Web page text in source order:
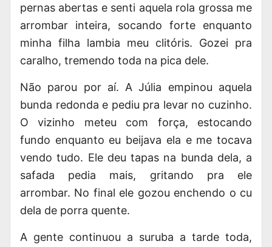
pernas abertas e senti aquela rola grossa me
arrombar inteira, socando forte enquanto
minha filha lambia meu clitóris. Gozei pra
caralho, tremendo toda na pica dele.
Não parou por aí. A Júlia empinou aquela
bunda redonda e pediu pra levar no cuzinho.
O vizinho meteu com força, estocando
fundo enquanto eu beijava ela e me tocava
vendo tudo. Ele deu tapas na bunda dela, a
safada pedia mais, gritando pra ele
arrombar. No final ele gozou enchendo o cu
dela de porra quente.
A gente continuou a suruba a tarde toda,